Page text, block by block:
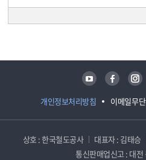
개인정보처리방침 이메일무
유튜브 페이스북 인스타그램
상호 : 한국철도공사 대표자 : 김태승
통신판매업신고 : 대전